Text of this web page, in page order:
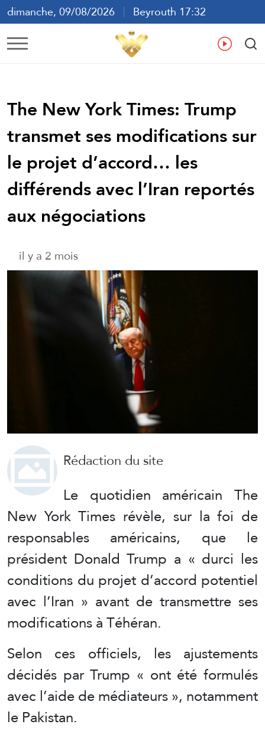
dimanche, 09/08/2026
Beyrouth 17:32
ع
The New York Times: Trump
transmet ses modifications sur
le projet d’accord… les
différends avec l’Iran reportés
aux négociations
il y a 2 mois
Rédaction du site
Le quotidien américain The
New York Times révèle, sur la foi de
responsables américains, que le
président Donald Trump a « durci les
conditions du projet d’accord potentiel
avec l’Iran » avant de transmettre ses
modifications à Téhéran.
Selon ces officiels, les ajustements
décidés par Trump « ont été formulés
avec l’aide de médiateurs », notamment
le Pakistan.